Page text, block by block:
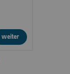
weiter